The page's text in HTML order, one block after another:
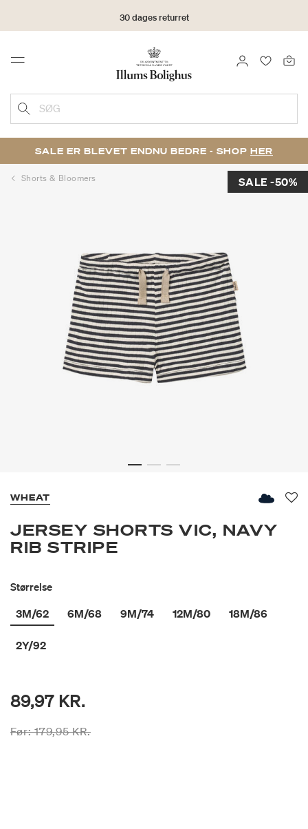
30 dages returret
Menu LOG IND
SØG
SALE ER BLEVET ENDNU BEDRE - SHOP HER
Shorts & Bloomers SALE -50%
WHEAT
JERSEY SHORTS VIC, NAVY
RIB STRIPE
Størrelse
3M/62
6M/68 9M/74 12M/80 18M/86
2Y/92
89,97 KR.
Prisen er nedsat fra
Før:179,95 KR.til